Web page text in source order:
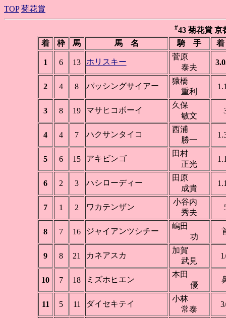
TOP 菊花賞
#43 菊花賞 京
着
枠 馬 馬 名 騎 手 着
1 6 13 ホリスキー
菅原
泰夫
2 4 8 パッシングサイアー
猿橋
重利
3 8 19 マサヒコボーイ
久保
敏文
4 4 7 ハクサンタイコ
西浦
勝一
5 6 15 アキビンゴ
田村
正光
6 2 3 ハシローディー
田原
成貴
7 1 2 ワカテンザン
小谷内
秀夫
8 7 16 ジャイアンツシチー
嶋田
功
9 8 21 カネアスカ
加賀
武見
10 7 18 ミズホヒエン
本田
優
11 5 11 ダイセキテイ
小林
常泰